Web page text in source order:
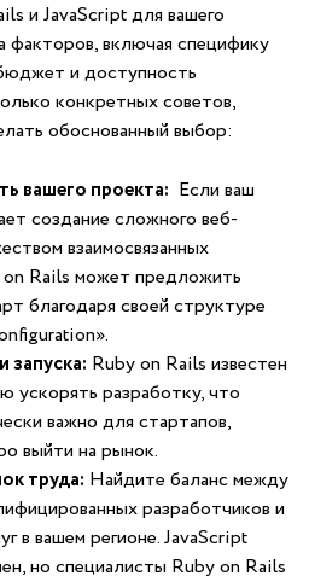
и⁣ JavaScript для вашего
факторов,⁢ включая специфику
и доступность
конкретных советов,
обоснованный выбор:
вашего проекта: ‍ Если ваш
создание‌ сложного веб-
взаимосвязанных
Rails может предложить
⁢благодаря своей структуре
запуска: Ruby⁤ on Rails ‍известен
ускорять разработку, что
важно для стартапов,​
выйти на рынок.
​труда: Найдите баланс между
разработчиков‌ и
в‍ вашем регионе. JavaScript
но специалисты Ruby on Rails⁢